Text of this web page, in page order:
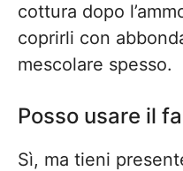
cottura dopo
coprirli con
mescolare spesso.
Posso usare il
Sì, ma tieni